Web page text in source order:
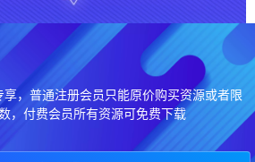
，普通注册会员只能原价购买资源或者限
，付费会员所有资源可免费下载